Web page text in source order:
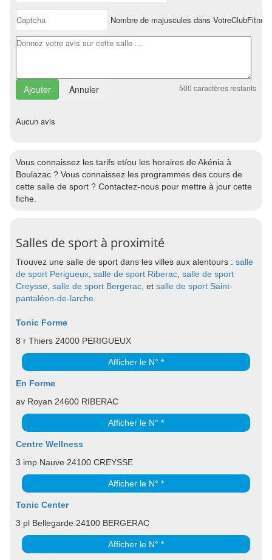
Nombre de majuscules dans
Annuler 500 caractères restants
Aucun avis
Vous connaissez les tarifs et/ou les horaires de Akénia à
Boulazac ? Vous connaissez les programmes des cours de
cette salle de sport ? Contactez-nous pour mettre à jour cette
fiche.
Salles de sport à proximité
Trouvez une salle de sport dans les villes aux alentours : salle
de sport Perigueux salle de sport Riberac salle de sport
Creysse salle de sport Bergerac , et salle de sport Saint-
pantaléon-de-larche
Tonic Forme
8 r Thiers 24000 PERIGUEUX
Afficher le N° *
En Forme
av Royan 24600 RIBERAC
Afficher le N° *
Centre Wellness
3 imp Nauve 24100 CREYSSE
Afficher le N° *
Tonic Center
3 pl Bellegarde 24100 BERGERAC
Afficher le N° *